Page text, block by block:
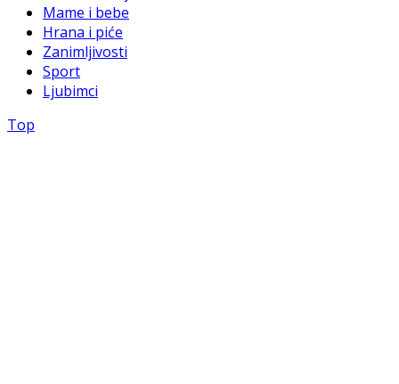
Mame i bebe
Hrana i piće
Zanimljivosti
Sport
Ljubimci
Top